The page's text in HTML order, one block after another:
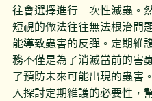
往會選擇進行一次性滅蟲。
短視的做法往往無法根治問
能導致蟲害的反彈。定期維
務不僅是為了消滅當前的害
了預防未來可能出現的蟲害
入探討定期維護的必要性，